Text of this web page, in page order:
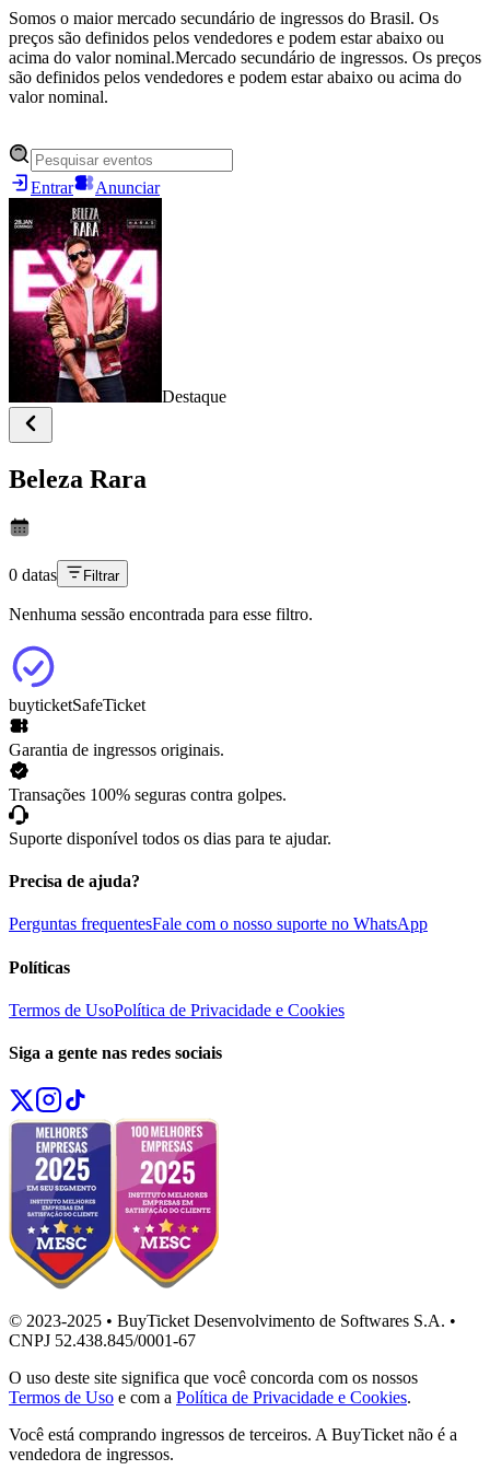
Somos o maior mercado secundário de ingressos do Brasil. Os
preços são definidos pelos vendedores e podem estar abaixo ou
acima do valor nominal.Mercado secundário de ingressos. Os preços
são definidos pelos vendedores e podem estar abaixo ou acima do
valor nominal.
Entrar Anunciar
Destaque
Beleza Rara
0 datas Filtrar
Nenhuma sessão encontrada para esse filtro.
buyticketSafeTicket
Garantia de ingressos originais.
Transações 100% seguras contra golpes.
Suporte disponível todos os dias para te ajudar.
Precisa de ajuda?
Perguntas frequentesFale com o nosso suporte no WhatsApp
Políticas
Termos de UsoPolítica de Privacidade e Cookies
Siga a gente nas redes sociais
© 2023-2025 • BuyTicket Desenvolvimento de Softwares S.A. •
CNPJ 52.438.845/0001-67
O uso deste site significa que você concorda com os nossos
Termos de Uso e com a Política de Privacidade e Cookies.
Você está comprando ingressos de terceiros. A BuyTicket não é a
vendedora de ingressos.